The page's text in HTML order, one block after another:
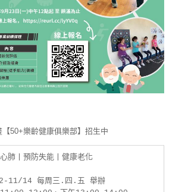
【50+樂齡健康俱樂部】招生中
肺丨預防失能丨健康老化
2-11/14 每周三.四.五 舉辦